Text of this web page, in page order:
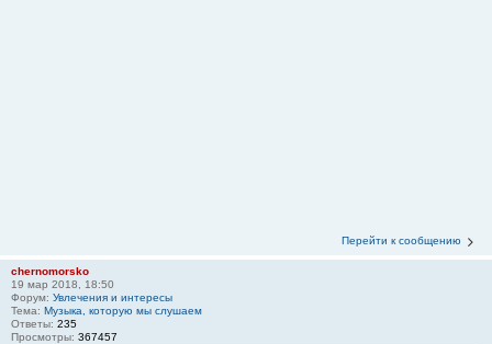
Перейти к сообщению
chernomorsko
19 мар 2018, 18:50
Форум: Увлечения и интересы
Тема: Музыка, которую мы слушаем
Ответы: 235
Просмотры: 367457